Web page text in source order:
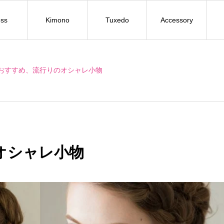
Kimono Tuxedo Accessory
すすめ、流行りのオシャレ小物
シャレ小物